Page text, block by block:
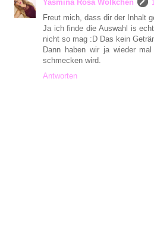
Yasmina Rosa Wölkchen
Freut mich, dass dir der Inhalt
Ja ich finde die Auswahl is
nicht so mag :D Das kein
Dann haben wir ja wieder
schmecken wird.
Antworten